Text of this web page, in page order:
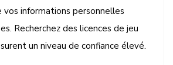
vos informations personnelles
Recherchez des licences de jeu
un niveau de confiance élevé.